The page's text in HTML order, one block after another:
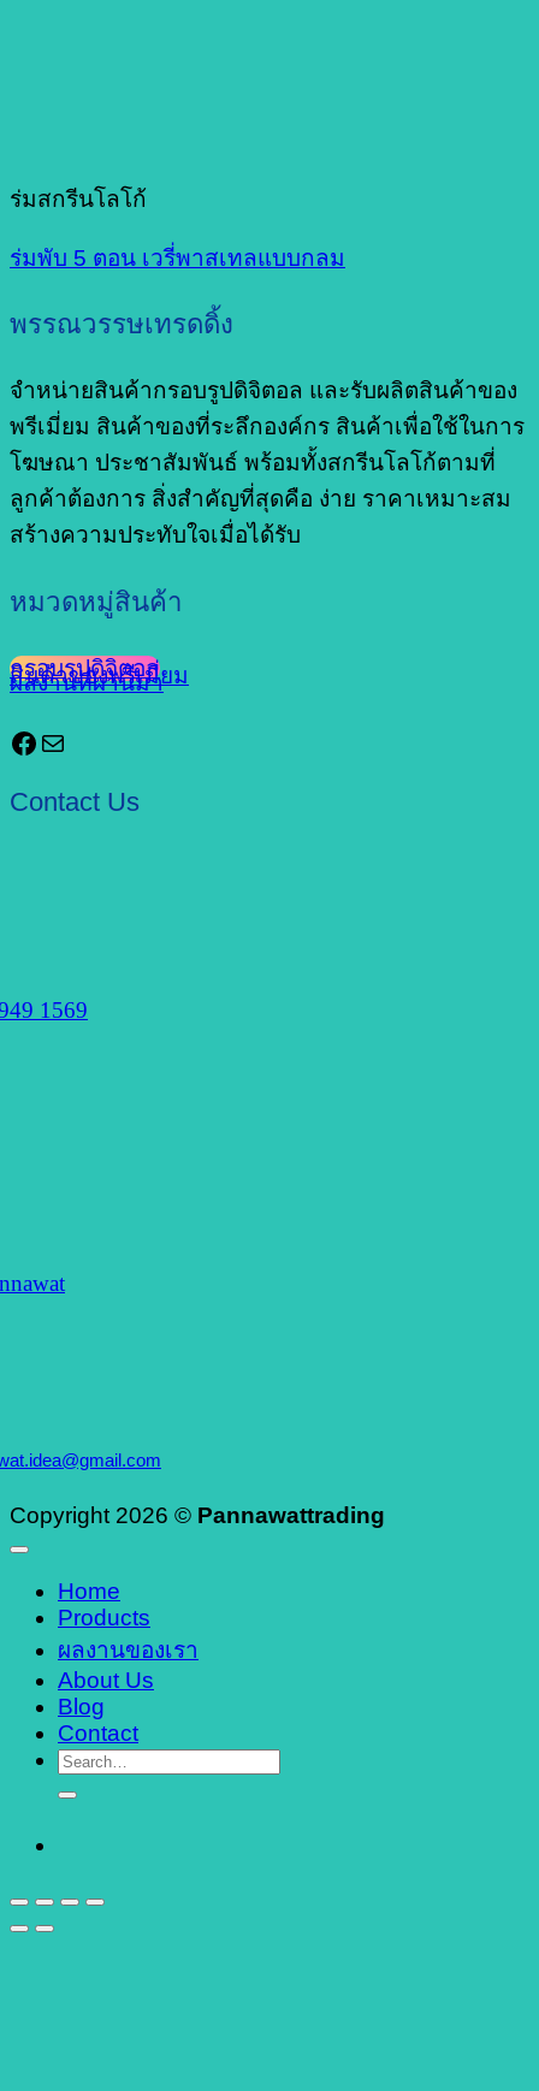
ร่มสกรีนโลโก้
ร่มพับ 5 ตอน เวรี่พาสเทลแบบกลม
พรรณวรรษเทรดดิ้ง
จำหน่ายสินค้ากรอบรูปดิจิตอล และรับผลิตสินค้าของ
พรีเมี่ยม สินค้าของที่ระลึกองค์กร สินค้าเพื่อใช้ในการ
โฆษณา ประชาสัมพันธ์ พร้อมทั้งสกรีนโลโก้ตามที่
ลูกค้าต้องการ สิ่งสำคัญที่สุดคือ ง่าย ราคาเหมาะสม
สร้างความประทับใจเมื่อได้รับ
หมวดหมู่สินค้า
กรอบรูปดิจิตอล
สินค้าของพรีเมี่ยม
ผลงานที่ผ่านมา
Facebook
Mail
Contact Us
1569
Copyright 2026 © Pannawattrading
Home
Products
ผลงานของเรา
About Us
Blog
Contact
Search